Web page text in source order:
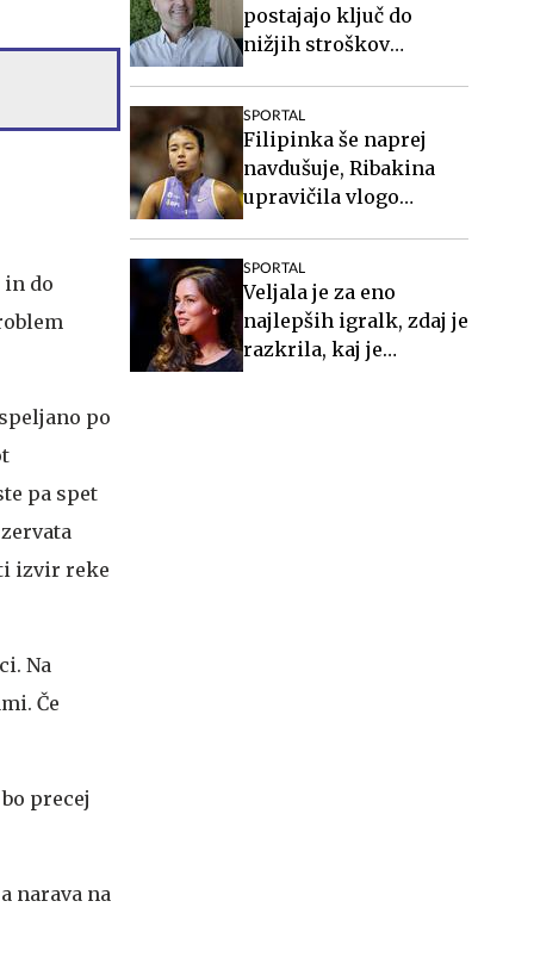
in do
po
pa spet
izvir reke
Na
Če
precej
narava na
postajajo ključ do
nižjih stroškov
SPORTAL
Filipinka še naprej
navdušuje, Ribakina
upravičila vlogo
SPORTAL
Veljala je za eno
najlepših igralk, zdaj je
razkrila, kaj je